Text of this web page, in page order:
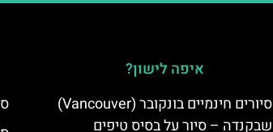
איפה לישון?
סיורים חינמיים בונקובר (Vancouver)
שבקנדה – סיור על בסיס טיפים